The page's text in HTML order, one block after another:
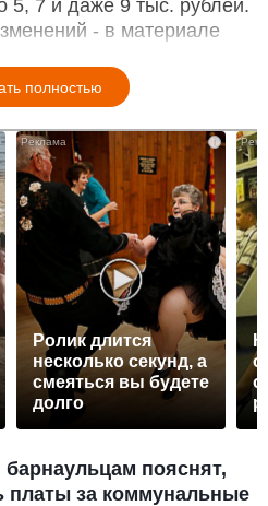
5, 7 и даже 9 тыс. рублей.
- в материале
полностью
Ролик длится
несколько секунд, а
смеяться вы будете
долго
пояснят,
платы за коммунальные